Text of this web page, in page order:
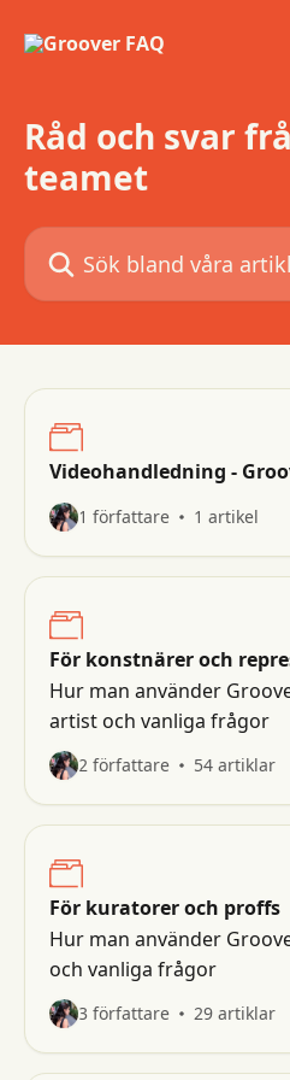
Råd och svar
teamet
Sök bland våra artiklar …
Videohandledning -
1 författare 1 artikel
För konstnärer och
Hur man använder
artist och vanliga frågor
2 författare 54 artiklar
För kuratorer och proffs
Hur man använder
och vanliga frågor
3 författare 29 artiklar